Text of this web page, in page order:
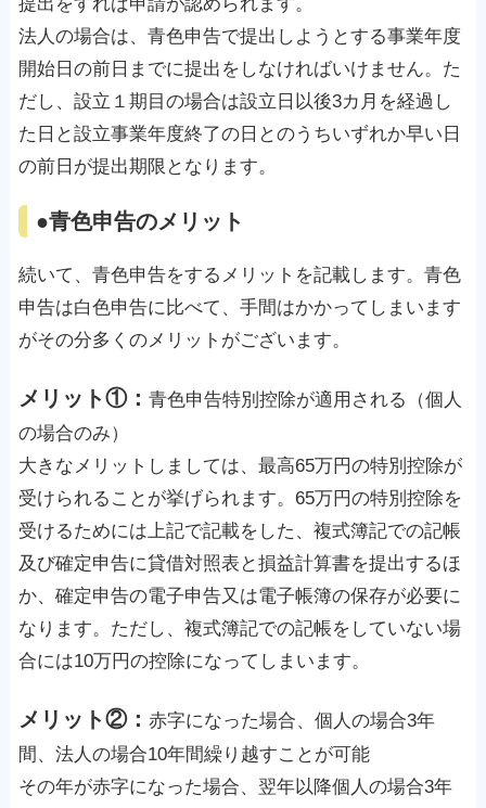
法人の場合は、青色申告で提出しようとする事業年度
開始日の前日までに提出をしなければいけません。た
だし、設立１期目の場合は設立日以後3カ月を経過し
た日と設立事業年度終了の日とのうちいずれか早い日
の前日が提出期限となります。
●青色申告のメリット
続いて、青色申告をするメリットを記載します。青色
申告は白色申告に比べて、手間はかかってしまいます
がその分多くのメリットがございます。
メリット①：青色申告特別控除が適用される（個人
の場合のみ）
大きなメリットしましては、最高65万円の特別控除が
受けられることが挙げられます。65万円の特別控除を
受けるためには上記で記載をした、複式簿記での記帳
及び確定申告に貸借対照表と損益計算書を提出するほ
か、確定申告の電子申告又は電子帳簿の保存が必要に
なります。ただし、複式簿記での記帳をしていない場
合には10万円の控除になってしまいます。
メリット②：赤字になった場合、個人の場合3年
間、法人の場合10年間繰り越すことが可能
その年が赤字になった場合、翌年以降個人の場合3年